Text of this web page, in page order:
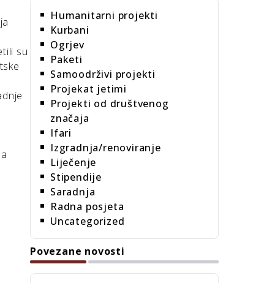
su
Humanitarni projekti
Kurbani
Ogrjev
Paketi
Samoodrživi projekti
Projekat jetimi
Projekti od društvenog
značaja
Ifari
Izgradnja/renoviranje
Liječenje
Stipendije
Saradnja
Radna posjeta
Uncategorized
Povezane novosti